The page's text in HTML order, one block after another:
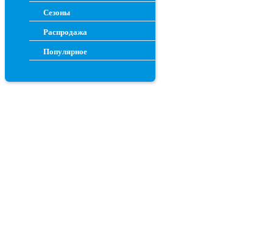
Сезоны
Распродажа
Популярное